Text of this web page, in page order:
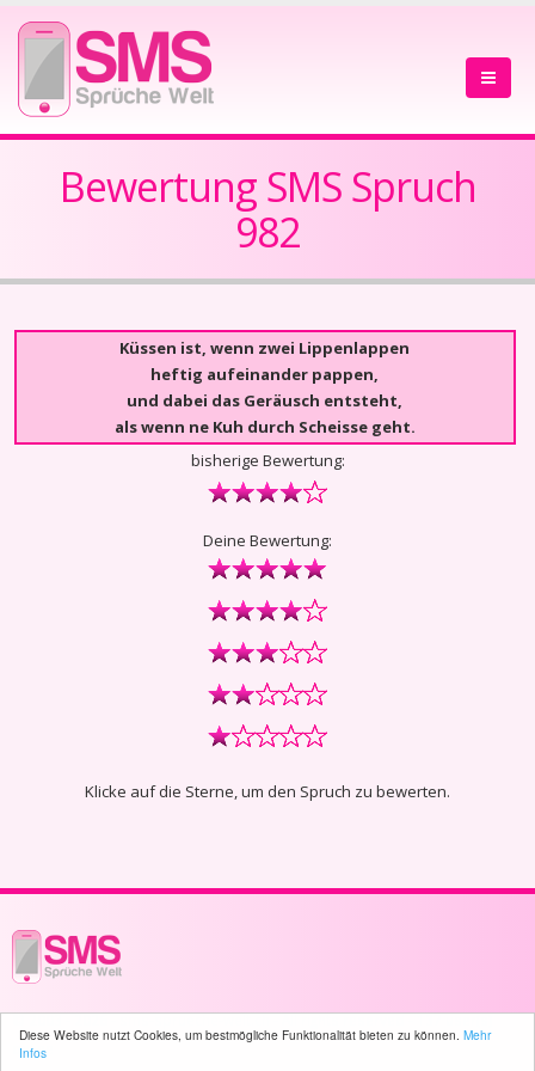
Diese Website nutzt Cookies, um bestmögliche Funktionalität bieten zu können. Mehr
Infos
Bewertung SMS Spruch
982
Küssen ist, wenn zwei Lippenlappen
heftig aufeinander pappen,
und dabei das Geräusch entsteht,
als wenn ne Kuh durch Scheisse geht.
bisherige Bewertung:
Deine Bewertung:
Klicke auf die Sterne, um den Spruch zu bewerten.
© 2003 - 2026 -sms-sprueche-welt.ch- All rights reserved -137 user(s)
online